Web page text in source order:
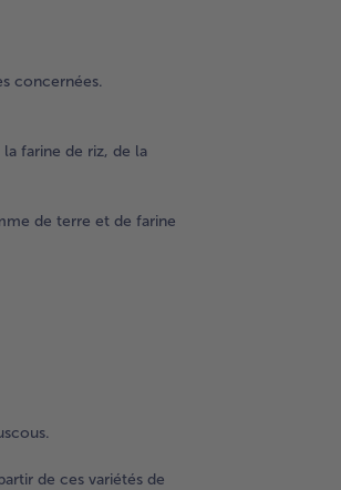
concernées.
farine de riz, de la
de terre et de farine
de ces variétés de